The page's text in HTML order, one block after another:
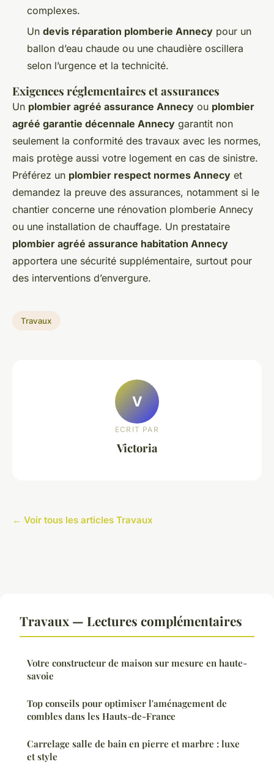
complexes.
Un devis réparation plomberie Annecy pour un
ballon d’eau chaude ou une chaudière oscillera
selon l’urgence et la technicité.
Exigences réglementaires et assurances
Un plombier agréé assurance Annecy ou plombier
agréé garantie décennale Annecy garantit non
seulement la conformité des travaux avec les normes,
mais protège aussi votre logement en cas de sinistre.
Préférez un plombier respect normes Annecy et
demandez la preuve des assurances, notamment si le
chantier concerne une rénovation plomberie Annecy
ou une installation de chauffage. Un prestataire
plombier agréé assurance habitation Annecy
apportera une sécurité supplémentaire, surtout pour
des interventions d’envergure.
Travaux
V
ECRIT PAR
Victoria
← Voir tous les articles Travaux
Travaux — Lectures complémentaires
Votre constructeur de maison sur mesure en haute-
savoie
Top conseils pour optimiser l'aménagement de
combles dans les Hauts-de-France
Carrelage salle de bain en pierre et marbre : luxe
et style